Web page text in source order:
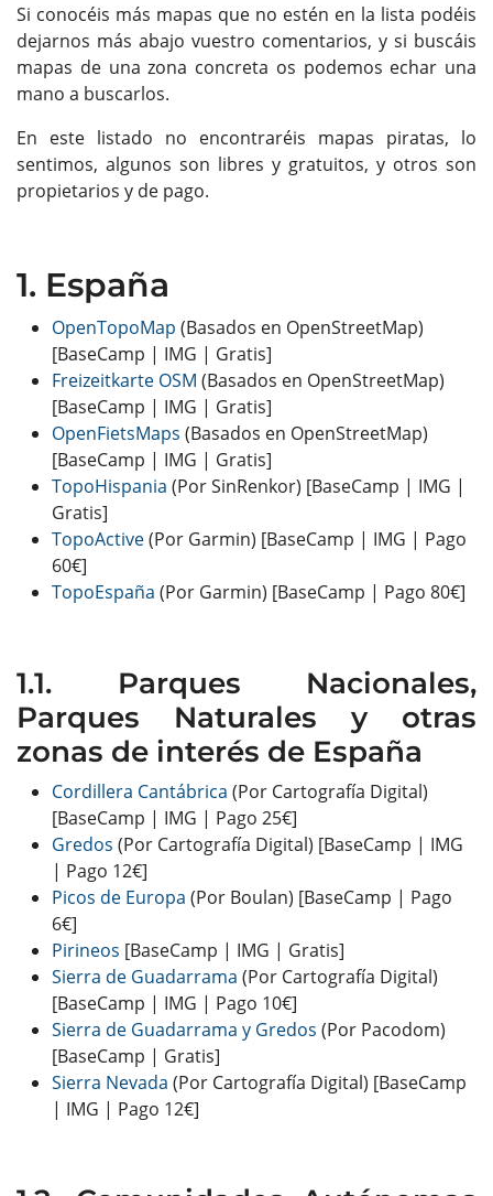
Si conocéis más mapas que no estén en la lista podéis
dejarnos más abajo vuestro comentarios, y si buscáis
mapas de una zona concreta os podemos echar una
mano a buscarlos.
En este listado no encontraréis mapas piratas, lo
sentimos, algunos son libres y gratuitos, y otros son
propietarios y de pago.
España
OpenTopoMap (Basados en OpenStreetMap)
[BaseCamp | IMG | Gratis]
Freizeitkarte OSM (Basados en OpenStreetMap)
[BaseCamp | IMG | Gratis]
OpenFietsMaps (Basados en OpenStreetMap)
[BaseCamp | IMG | Gratis]
TopoHispania (Por SinRenkor) [BaseCamp | IMG |
Gratis]
TopoActive(Por Garmin) [BaseCamp | IMG | Pago
60€]
TopoEspaña (Por Garmin) [BaseCamp | Pago 80€]
Parques Nacionales,
Parques Naturales y otras
zonas de interés de España
Cordillera Cantábrica (Por Cartografía Digital)
[BaseCamp | IMG | Pago 25€]
Gredos (Por Cartografía Digital) [BaseCamp | IMG
| Pago 12€]
Picos de Europa (Por Boulan) [BaseCamp | Pago
6€]
Pirineos [BaseCamp | IMG | Gratis]
Sierra de Guadarrama (Por Cartografía Digital)
[BaseCamp | IMG | Pago 10€]
Sierra de Guadarrama y Gredos (Por Pacodom)
[BaseCamp | Gratis]
Sierra Nevada (Por Cartografía Digital) [BaseCamp
| IMG | Pago 12€]